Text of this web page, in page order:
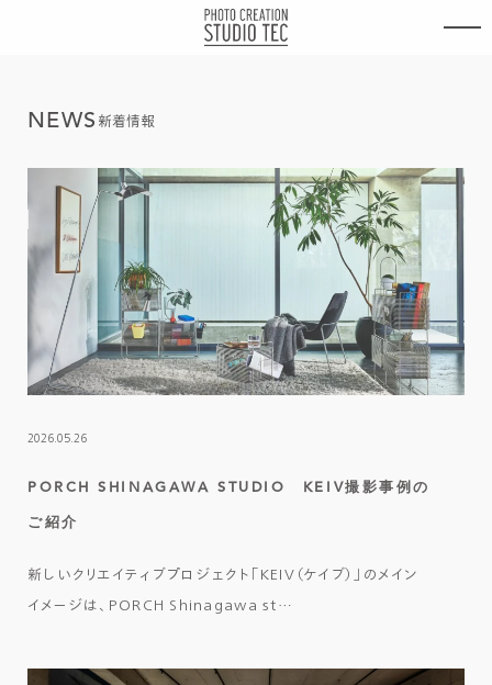
NEWS 新着情報
2026.05.26
PORCH SHINAGAWA STUDIO KEIV撮影事例の
ご紹介
新しいクリエイティブプロジェクト「KEIV（ケイブ）」のメイン
イメージは、PORCH Shinagawa st…